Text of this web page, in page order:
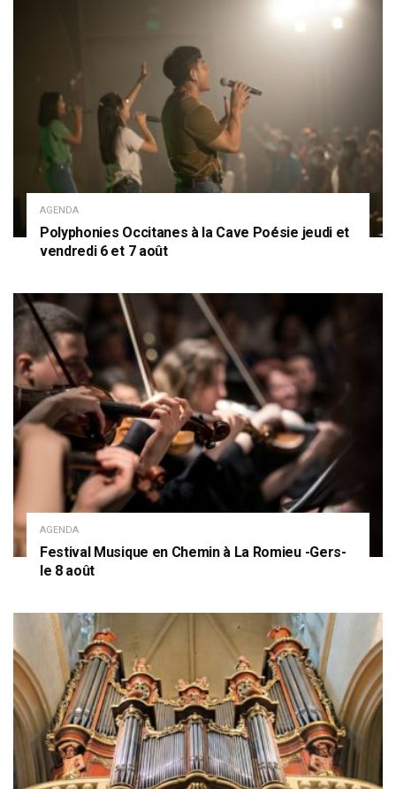
AGENDA
Polyphonies Occitanes à la Cave Poésie jeudi et
vendredi 6 et 7 août
AGENDA
Festival Musique en Chemin à La Romieu -Gers-
le 8 août